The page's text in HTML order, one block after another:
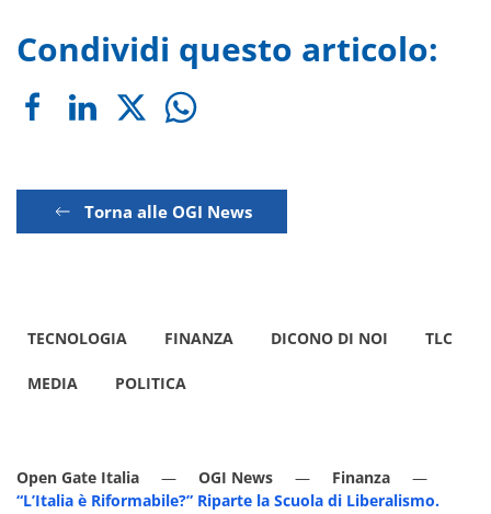
Condividi questo articolo:
Torna alle OGI News
TECNOLOGIA FINANZA DICONO DI NOI TLC
MEDIA POLITICA
Open Gate Italia OGI News
Finanza
“L’Italia è Riformabile?” Riparte la Scuola di Liberalismo.